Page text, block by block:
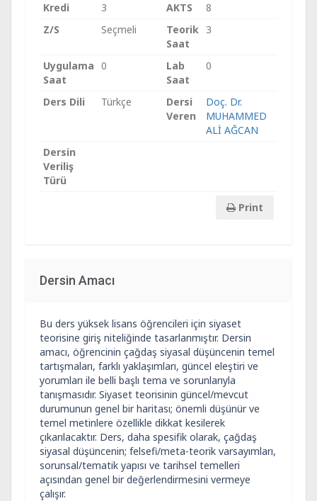
Kredi 3 AKTS
8
Z/S
Seçmeli
Teorik
Saat
3
Uygulama
Saat
0
Lab
Saat
0
Ders Dili Türkçe
Dersi
Veren
Doç. Dr.
MUHAMMED
ALİ AĞCAN
Dersin
Veriliş
Türü
Print
Dersin Amacı
Bu ders yüksek lisans öğrencileri için siyaset
teorisine giriş niteliğinde tasarlanmıştır. Dersin
amacı, öğrencinin çağdaş siyasal düşüncenin temel
tartışmaları, farklı yaklaşımları, güncel eleştiri ve
yorumları ile belli başlı tema ve sorunlarıyla
tanışmasıdır. Siyaset teorisinin güncel/mevcut
durumunun genel bir haritası; önemli düşünür ve
temel metinlere özellikle dikkat kesilerek
çıkarılacaktır. Ders, daha spesifik olarak, çağdaş
siyasal düşüncenin; felsefi/meta-teorik varsayımları,
sorunsal/tematik yapısı ve tarihsel temelleri
açısından genel bir değerlendirmesini vermeye
çalışır.